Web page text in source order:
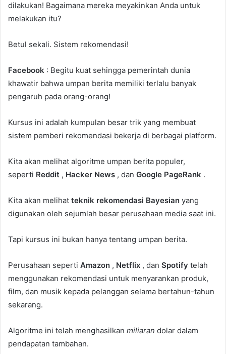
dilakukan! Bagaimana mereka meyakinkan Anda untuk
melakukan itu?
Betul sekali. Sistem rekomendasi!
Facebook : Begitu kuat sehingga pemerintah dunia
khawatir bahwa umpan berita memiliki terlalu banyak
pengaruh pada orang-orang!
Kursus ini adalah kumpulan besar trik yang membuat
sistem pemberi rekomendasi bekerja di berbagai platform.
Kita akan melihat algoritme umpan berita populer,
seperti Reddit , Hacker News , dan Google PageRank .
Kita akan melihat teknik rekomendasi Bayesian yang
digunakan oleh sejumlah besar perusahaan media saat ini.
Tapi kursus ini bukan hanya tentang umpan berita.
Perusahaan seperti Amazon , Netflix , dan Spotify telah
menggunakan rekomendasi untuk menyarankan produk,
film, dan musik kepada pelanggan selama bertahun-tahun
sekarang.
Algoritme ini telah menghasilkan miliaran dolar dalam
pendapatan tambahan.